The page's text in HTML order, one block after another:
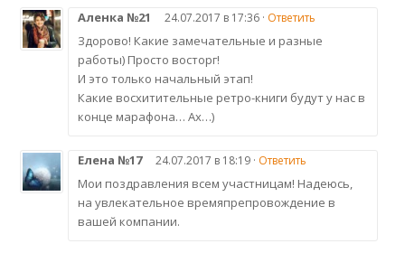
Аленка №21 24.07.2017 в 17:36 · Ответить
Здорово! Какие замечательные и разные
работы) Просто восторг!
И это только начальный этап!
Какие восхитительные ретро-книги будут у нас в
конце марафона… Ах…)
Елена №17 24.07.2017 в 18:19 · Ответить
Мои поздравления всем участницам! Надеюсь,
на увлекательное времяпрепровождение в
вашей компании.